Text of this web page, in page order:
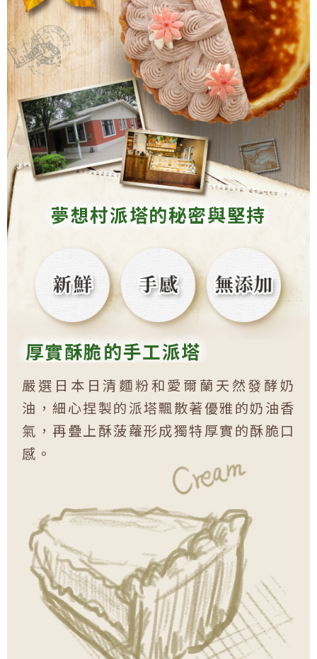
夢想村派塔的秘密與堅持
厚實酥脆的手工派塔
嚴選日本日清麵粉和愛爾蘭天然發酵奶
油，細心捏製的派塔飄散著優雅的奶油香
氣，再疊上酥菠蘿形成獨特厚實的酥脆口
感。